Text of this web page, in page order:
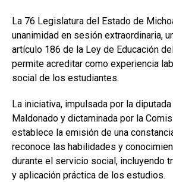
La 76 Legislatura del Estado de
unanimidad en sesión extraordinaria,
artículo 186 de la Ley de Educación
permite acreditar como experiencia
social de los estudiantes.
La iniciativa, impulsada por la
Maldonado y dictaminada por la
establece la emisión de una
reconoce las habilidades y
durante el servicio social, incluyendo
y aplicación práctica de los estudios.